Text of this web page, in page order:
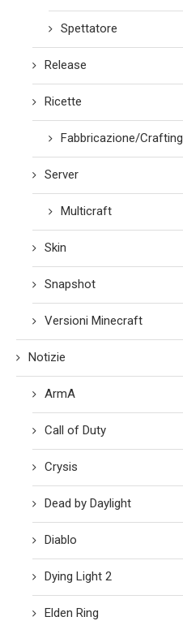
Spettatore
Release
Ricette
Fabbricazione/Crafting
Server
Multicraft
Skin
Snapshot
Versioni Minecraft
Notizie
ArmA
Call of Duty
Crysis
Dead by Daylight
Diablo
Dying Light 2
Elden Ring